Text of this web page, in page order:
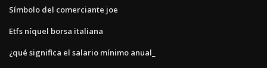
Símbolo del comerciante joe
Etfs níquel borsa italiana
¿qué significa el salario mínimo anual_